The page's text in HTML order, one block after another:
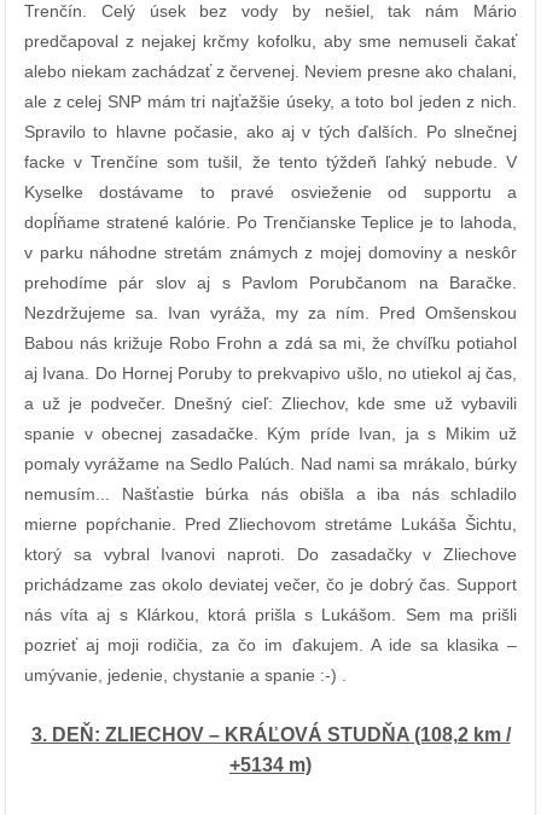
Trenčín. Celý úsek bez vody by nešiel, tak nám Mário
predčapoval z nejakej krčmy kofolku, aby sme nemuseli čakať
alebo niekam zachádzať z červenej. Neviem presne ako chalani,
ale z celej SNP mám tri najťažšie úseky, a toto bol jeden z nich.
Spravilo to hlavne počasie, ako aj v tých ďalších. Po slnečnej
facke v Trenčíne som tušil, že tento týždeň ľahký nebude. V
Kyselke dostávame to pravé osvieženie od supportu a
dopĺňame stratené kalórie. Po Trenčianske Teplice je to lahoda,
v parku náhodne stretám známych z mojej domoviny a neskôr
prehodíme pár slov aj s Pavlom Porubčanom na Baračke.
Nezdržujeme sa. Ivan vyráža, my za ním. Pred Omšenskou
Babou nás križuje Robo Frohn a zdá sa mi, že chvíľku potiahol
aj Ivana. Do Hornej Poruby to prekvapivo ušlo, no utiekol aj čas,
a už je podvečer. Dnešný cieľ: Zliechov, kde sme už vybavili
spanie v obecnej zasadačke. Kým príde Ivan, ja s Mikim už
pomaly vyrážame na Sedlo Palúch. Nad nami sa mrákalo, búrky
nemusím... Našťastie búrka nás obišla a iba nás schladilo
mierne popŕchanie. Pred Zliechovom stretáme Lukáša Šichtu,
ktorý sa vybral Ivanovi naproti. Do zasadačky v Zliechove
prichádzame zas okolo deviatej večer, čo je dobrý čas. Support
nás víta aj s Klárkou, ktorá prišla s Lukášom. Sem ma prišli
pozrieť aj moji rodičia, za čo im ďakujem. A ide sa klasika –
umývanie, jedenie, chystanie a spanie :-) .
3. DEŇ: ZLIECHOV – KRÁĽOVÁ STUDŇA (108,2 km /
+5134 m)